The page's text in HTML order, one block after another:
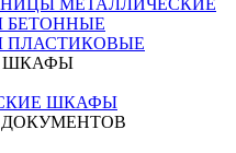
МЕТАЛЛИЧЕСКИЕ
БЕТОННЫЕ
ПЛАСТИКОВЫЕ
ШКАФЫ
ШКАФЫ